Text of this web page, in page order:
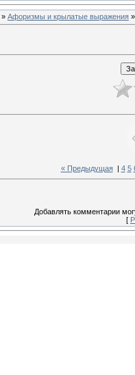
» Афоризмы и крылатые выражения
« Предыдущая| 4 5
Добавлять комментарии
[